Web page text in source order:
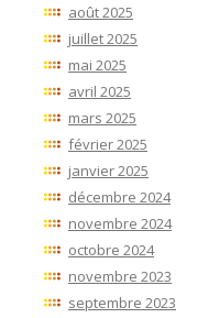
août 2025
juillet 2025
mai 2025
avril 2025
mars 2025
février 2025
janvier 2025
décembre 2024
novembre 2024
octobre 2024
novembre 2023
septembre 2023